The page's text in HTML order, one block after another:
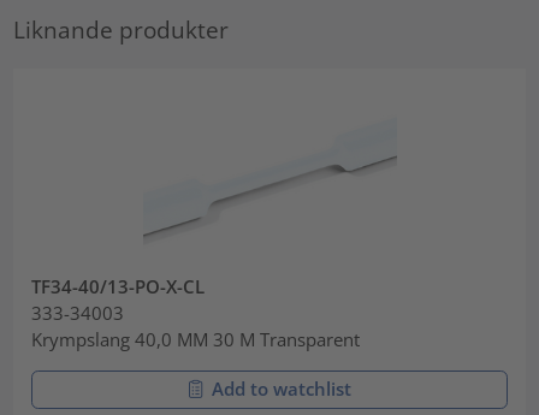
Liknande produkter
TF34-40/13-PO-X-CL
333-34003
Krympslang 40,0 MM 30 M Transparent
Add to watchlist